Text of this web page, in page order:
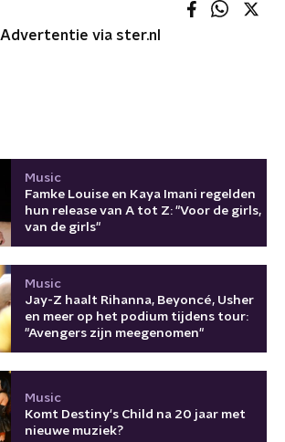
Advertentie via ster.nl
Music
Famke Louise en Kaya Imani regelden
hun release van A tot Z: "Voor de girls,
van de girls"
Music
Jay-Z haalt Rihanna, Beyoncé, Usher
en meer op het podium tijdens tour:
"Avengers zijn meegenomen"
Music
Komt Destiny's Child na 20 jaar met
nieuwe muziek?